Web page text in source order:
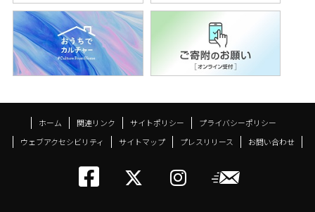
ホーム 関連リンク サイトポリシー
プライバシーポリシー
ウェブアクセシビリティ
サイトマップ プレスリリース お問い合わせ
トーキョーアーツ
メールニ